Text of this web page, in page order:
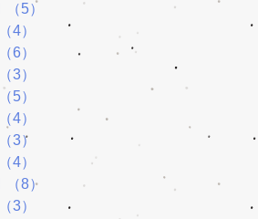
（5）
5件の記事
（4）
4件の記事
（6）
6件の記事
（3）
（5）
（4）
（3）
3件の記事
（4）
4件の記事
（8）
8件の記事
（3）
3件の記事